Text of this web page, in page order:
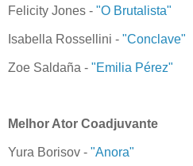
Felicity Jones - "O Brutalista"
Isabella Rossellini - "Conclave"
Zoe Saldaña - "Emilia Pérez"
Melhor Ator Coadjuvante
Yura Borisov - "Anora"